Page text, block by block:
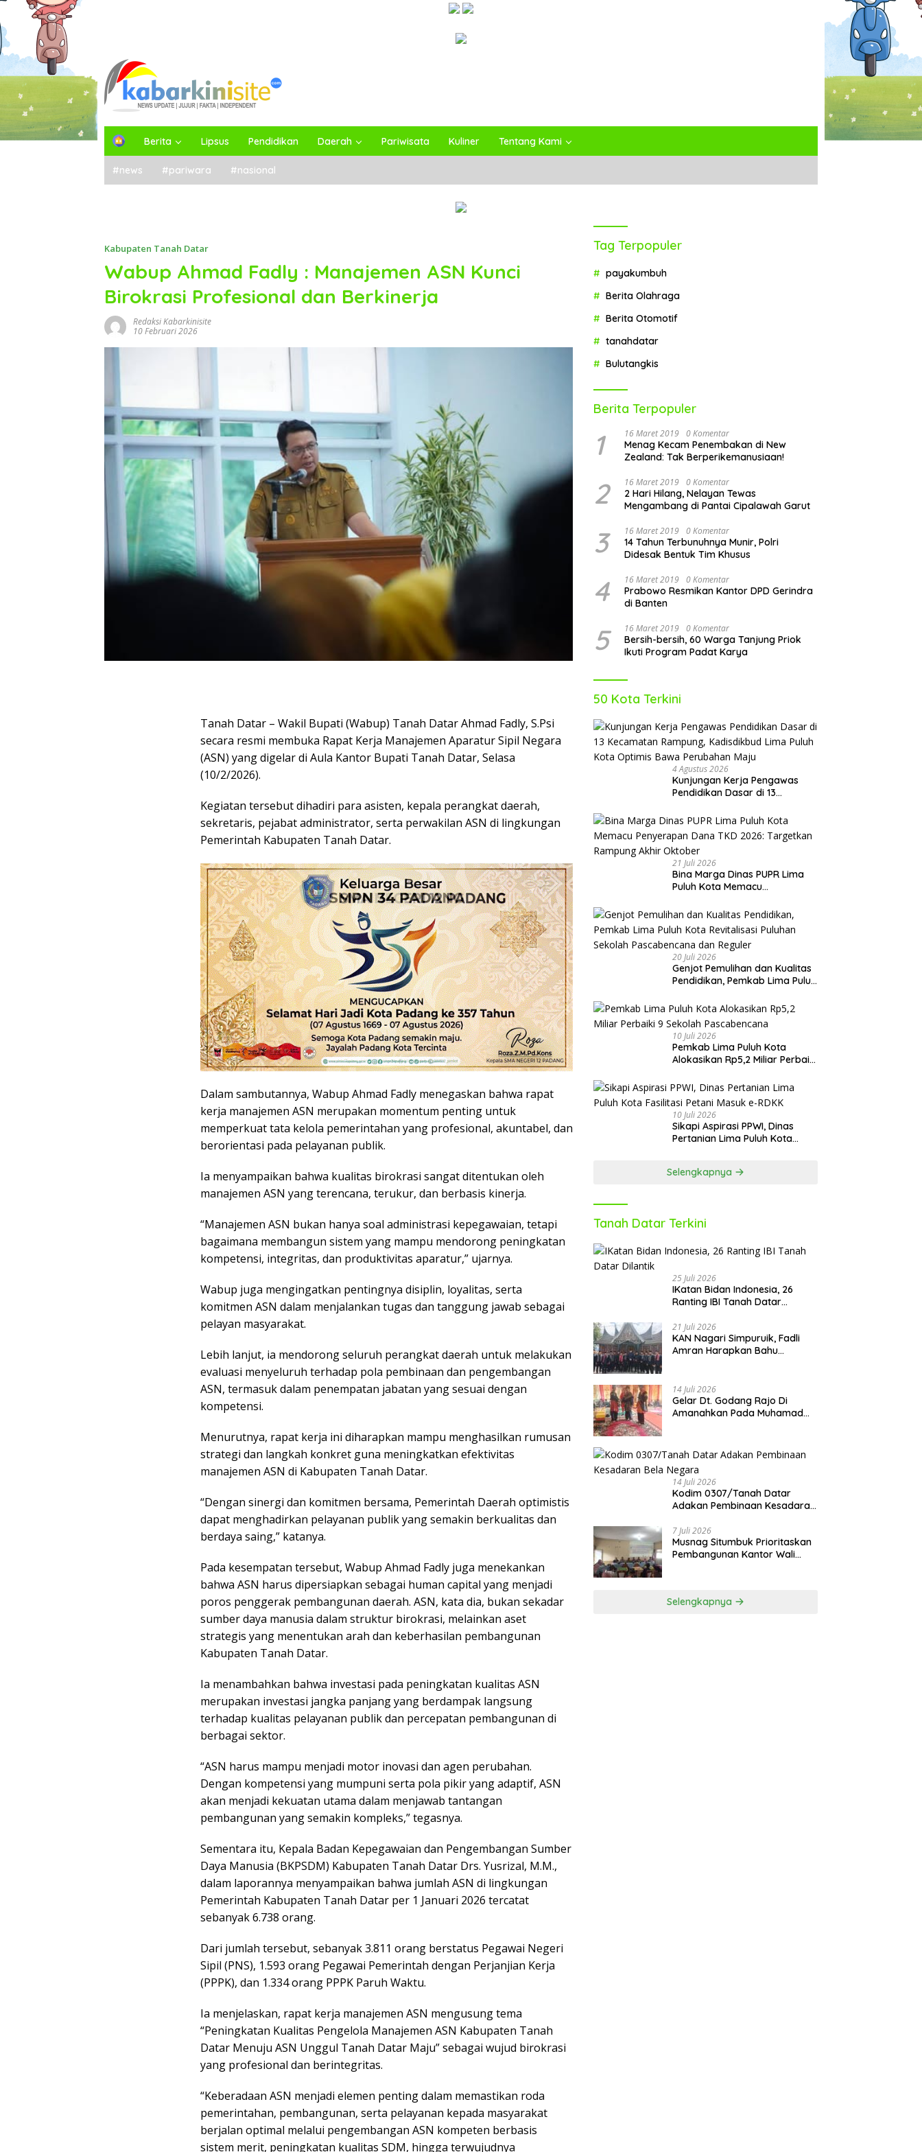
H
e
Berita Lipsus Pendidikan Daerah Pariwisata Kuliner Tentang Kami
#news #pariwara #nasional
Kabupaten Tanah Datar
Wabup Ahmad Fadly : Manajemen ASN Kunci
Birokrasi Profesional dan Berkinerja
Redaksi Kabarkinisite
10 Februari 2026
Tanah Datar – Wakil Bupati (Wabup) Tanah Datar Ahmad Fadly, S.Psi
secara resmi membuka Rapat Kerja Manajemen Aparatur Sipil Negara
(ASN) yang digelar di Aula Kantor Bupati Tanah Datar, Selasa
(10/2/2026).
Kegiatan tersebut dihadiri para asisten, kepala perangkat daerah,
sekretaris, pejabat administrator, serta perwakilan ASN di lingkungan
Pemerintah Kabupaten Tanah Datar.
Dalam sambutannya, Wabup Ahmad Fadly menegaskan bahwa rapat
kerja manajemen ASN merupakan momentum penting untuk
memperkuat tata kelola pemerintahan yang profesional, akuntabel, dan
berorientasi pada pelayanan publik.
Ia menyampaikan bahwa kualitas birokrasi sangat ditentukan oleh
manajemen ASN yang terencana, terukur, dan berbasis kinerja.
“Manajemen ASN bukan hanya soal administrasi kepegawaian, tetapi
bagaimana membangun sistem yang mampu mendorong peningkatan
kompetensi, integritas, dan produktivitas aparatur,” ujarnya.
Wabup juga mengingatkan pentingnya disiplin, loyalitas, serta
komitmen ASN dalam menjalankan tugas dan tanggung jawab sebagai
pelayan masyarakat.
Lebih lanjut, ia mendorong seluruh perangkat daerah untuk melakukan
evaluasi menyeluruh terhadap pola pembinaan dan pengembangan
ASN, termasuk dalam penempatan jabatan yang sesuai dengan
kompetensi.
Menurutnya, rapat kerja ini diharapkan mampu menghasilkan rumusan
strategi dan langkah konkret guna meningkatkan efektivitas
manajemen ASN di Kabupaten Tanah Datar.
“Dengan sinergi dan komitmen bersama, Pemerintah Daerah optimistis
dapat menghadirkan pelayanan publik yang semakin berkualitas dan
berdaya saing,” katanya.
Pada kesempatan tersebut, Wabup Ahmad Fadly juga menekankan
bahwa ASN harus dipersiapkan sebagai human capital yang menjadi
poros penggerak pembangunan daerah. ASN, kata dia, bukan sekadar
sumber daya manusia dalam struktur birokrasi, melainkan aset
strategis yang menentukan arah dan keberhasilan pembangunan
Kabupaten Tanah Datar.
Ia menambahkan bahwa investasi pada peningkatan kualitas ASN
merupakan investasi jangka panjang yang berdampak langsung
terhadap kualitas pelayanan publik dan percepatan pembangunan di
berbagai sektor.
“ASN harus mampu menjadi motor inovasi dan agen perubahan.
Dengan kompetensi yang mumpuni serta pola pikir yang adaptif, ASN
akan menjadi kekuatan utama dalam menjawab tantangan
pembangunan yang semakin kompleks,” tegasnya.
Sementara itu, Kepala Badan Kepegawaian dan Pengembangan Sumber
Daya Manusia (BKPSDM) Kabupaten Tanah Datar Drs. Yusrizal, M.M.,
dalam laporannya menyampaikan bahwa jumlah ASN di lingkungan
Pemerintah Kabupaten Tanah Datar per 1 Januari 2026 tercatat
sebanyak 6.738 orang.
Dari jumlah tersebut, sebanyak 3.811 orang berstatus Pegawai Negeri
Sipil (PNS), 1.593 orang Pegawai Pemerintah dengan Perjanjian Kerja
(PPPK), dan 1.334 orang PPPK Paruh Waktu.
Ia menjelaskan, rapat kerja manajemen ASN mengusung tema
“Peningkatan Kualitas Pengelola Manajemen ASN Kabupaten Tanah
Datar Menuju ASN Unggul Tanah Datar Maju” sebagai wujud birokrasi
yang profesional dan berintegritas.
“Keberadaan ASN menjadi elemen penting dalam memastikan roda
pemerintahan, pembangunan, serta pelayanan kepada masyarakat
berjalan optimal melalui pengembangan ASN kompeten berbasis
sistem merit, peningkatan kualitas SDM, hingga terwujudnya
Tag Terpopuler
payakumbuh
Berita Olahraga
Berita Otomotif
tanahdatar
Bulutangkis
Berita Terpopuler
1 16 Maret 2019 0 Komentar
Menag Kecam Penembakan di New
Zealand: Tak Berperikemanusiaan!
2 16 Maret 2019 0 Komentar
2 Hari Hilang, Nelayan Tewas
Mengambang di Pantai Cipalawah Garut
3 16 Maret 2019 0 Komentar
14 Tahun Terbunuhnya Munir, Polri
Didesak Bentuk Tim Khusus
4 16 Maret 2019 0 Komentar
Prabowo Resmikan Kantor DPD Gerindra
di Banten
5 16 Maret 2019 0 Komentar
Bersih-bersih, 60 Warga Tanjung Priok
Ikuti Program Padat Karya
50 Kota Terkini
4 Agustus 2026
Kunjungan Kerja Pengawas
Pendidikan Dasar di 13
Kadisdikbud Lima Puluh Kota
Optimis Bawa Perubahan Maju
21 Juli 2026
Bina Marga Dinas PUPR Lima
Puluh Kota Memacu
Targetkan Rampung Akhir
Oktober
20 Juli 2026
Genjot Pemulihan dan Kualitas
Pendidikan, Pemkab Lima Puluh
Sekolah Pascabencana dan
Reguler
10 Juli 2026
Pemkab Lima Puluh Kota
Alokasikan Rp5,2 Miliar Perbaiki
10 Juli 2026
Sikapi Aspirasi PPWI, Dinas
Pertanian Lima Puluh Kota
Selengkapnya
Tanah Datar Terkini
25 Juli 2026
IKatan Bidan Indonesia, 26
Ranting IBI Tanah Datar
21 Juli 2026
KAN Nagari Simpuruik, Fadli
Amran Harapkan Bahu
14 Juli 2026
Gelar Dt. Godang Rajo Di
Amanahkan Pada Muhamad
14 Juli 2026
Kodim 0307/Tanah Datar
Adakan Pembinaan Kesadaran
7 Juli 2026
Musnag Situmbuk Prioritaskan
Pembangunan Kantor Wali
Selengkapnya